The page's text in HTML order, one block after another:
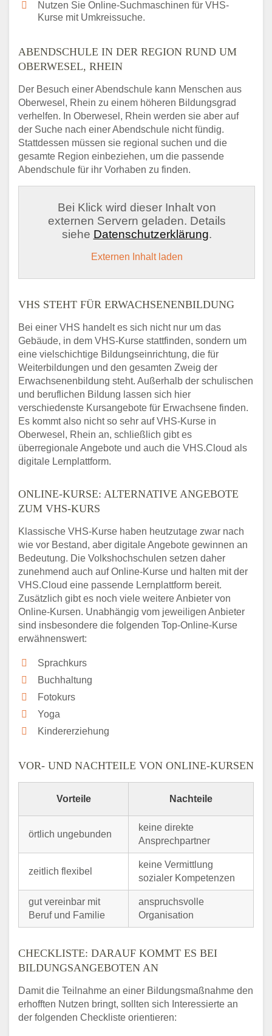
Nutzen Sie Online-Suchmaschinen für VHS-
Kurse mit Umkreissuche.
ABENDSCHULE IN DER REGION RUND UM
OBERWESEL, RHEIN
Der Besuch einer Abendschule kann Menschen aus
Oberwesel, Rhein zu einem höheren Bildungsgrad
verhelfen. In Oberwesel, Rhein werden sie aber auf
der Suche nach einer Abendschule nicht fündig.
Stattdessen müssen sie regional suchen und die
gesamte Region einbeziehen, um die passende
Abendschule für ihr Vorhaben zu finden.
Bei Klick wird dieser Inhalt von
externen Servern geladen. Details
siehe Datenschutzerklärung.
Externen Inhalt laden
VHS STEHT FÜR ERWACHSENENBILDUNG
Bei einer VHS handelt es sich nicht nur um das
Gebäude, in dem VHS-Kurse stattfinden, sondern um
eine vielschichtige Bildungseinrichtung, die für
Weiterbildungen und den gesamten Zweig der
Erwachsenenbildung steht. Außerhalb der schulischen
und beruflichen Bildung lassen sich hier
verschiedenste Kursangebote für Erwachsene finden.
Es kommt also nicht so sehr auf VHS-Kurse in
Oberwesel, Rhein an, schließlich gibt es
überregionale Angebote und auch die VHS.Cloud als
digitale Lernplattform.
ONLINE-KURSE: ALTERNATIVE ANGEBOTE
ZUM VHS-KURS
Klassische VHS-Kurse haben heutzutage zwar nach
wie vor Bestand, aber digitale Angebote gewinnen an
Bedeutung. Die Volkshochschulen setzen daher
zunehmend auch auf Online-Kurse und halten mit der
VHS.Cloud eine passende Lernplattform bereit.
Zusätzlich gibt es noch viele weitere Anbieter von
Online-Kursen. Unabhängig vom jeweiligen Anbieter
sind insbesondere die folgenden Top-Online-Kurse
erwähnenswert:
Sprachkurs
Buchhaltung
Fotokurs
Yoga
Kindererziehung
VOR- UND NACHTEILE VON ONLINE-KURSEN
Vorteile Nachteile
örtlich ungebunden
keine direkte
Ansprechpartner
zeitlich flexibel
keine Vermittlung
sozialer Kompetenzen
gut vereinbar mit
Beruf und Familie
anspruchsvolle
Organisation
CHECKLISTE: DARAUF KOMMT ES BEI
BILDUNGSANGEBOTEN AN
Damit die Teilnahme an einer Bildungsmaßnahme den
erhofften Nutzen bringt, sollten sich Interessierte an
der folgenden Checkliste orientieren: